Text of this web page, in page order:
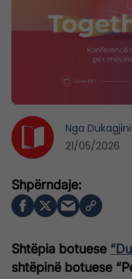
Shtëpia botuese
shtëpinë botuese
Nga
21/05/2026